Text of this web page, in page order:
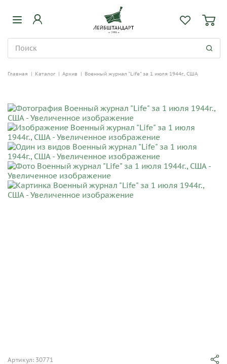
Главная | Каталог | Архив | Военный журнал "Life" за 1 июля 1944г., США
Артикул: 30771